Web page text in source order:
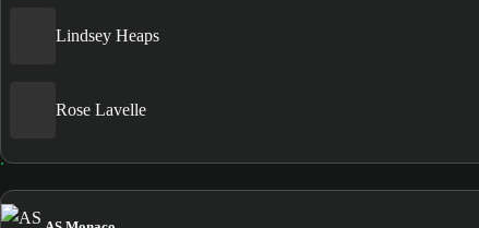
Lindsey Heaps
Rose Lavelle